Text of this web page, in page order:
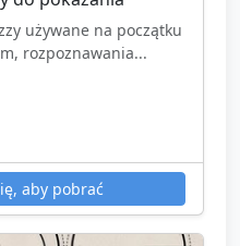
używane na początku
rozpoznawania...
aby pobrać